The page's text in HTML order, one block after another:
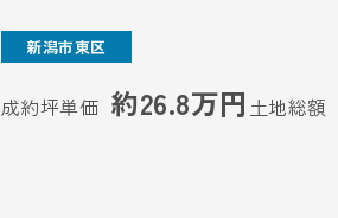
新潟市東区
成約坪単価 約26.8万円 土地総額